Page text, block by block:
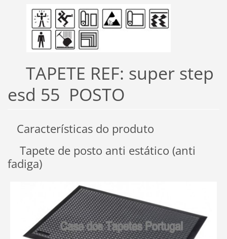
TAPETE REF: super step
esd 55 POSTO
Características do produto
Tapete de posto anti estático (anti
fadiga)